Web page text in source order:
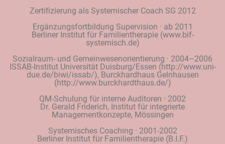
Zertifizierung als Systemischer Coach SG 2012
Ergänzungsfortbildung Supervision · ab 2011
Berliner Institut für Familientherapie (www.bif-
systemisch.de)
Sozialraum- und Gemeinwesenorientierung · 2004–2006
ISSAB-Institut Universität Duisburg/Essen (http://www.uni-
due.de/biwi/issab/), Burckhardhaus Gelnhausen
(http://www.burckhardthaus.de/)
QM-Schulung für interne Auditoren · 2002
Dr. Gerald Friderich, Institut für integrierte
Managementkonzepte, Mössingen
Systemisches Coaching · 2001-2002
Berliner Institut für Familientherapie (B.I.F.)